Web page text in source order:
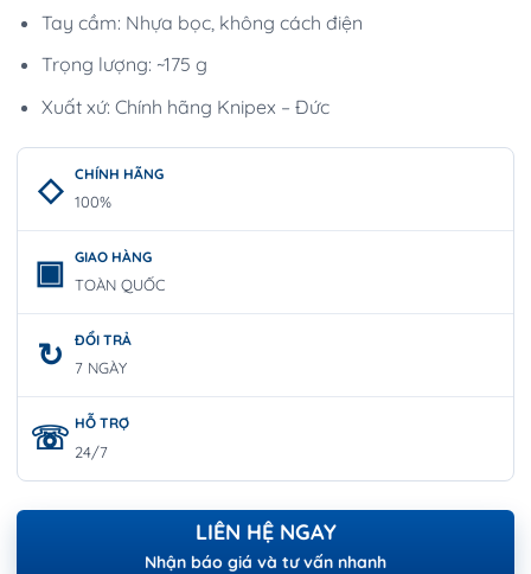
Tay cầm: Nhựa bọc, không cách điện
Trọng lượng: ~175 g
Xuất xứ: Chính hãng Knipex – Đức
CHÍNH HÃNG
100%
GIAO HÀNG
TOÀN QUỐC
ĐỔI TRẢ
7 NGÀY
HỖ TRỢ
24/7
LIÊN HỆ NGAY
Nhận báo giá và tư vấn nhanh